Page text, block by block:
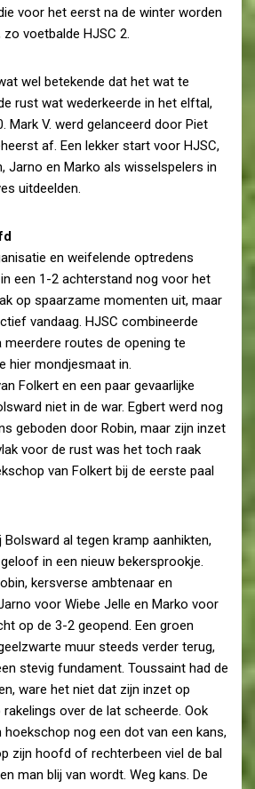
voor het eerst na de winter worden
voetbalde HJSC 2.
wel betekende dat het wat te
rust wat wederkeerde in het elftal,
Mark V. werd gelanceerd door Piet
af. Een lekker start voor HJSC,
Jarno en Marko als wisselspelers in
uitdeelden.
en weifelende optredens
een 1-2 achterstand nog voor het
op spaarzame momenten uit, maar
vandaag. HJSC combineerde
meerdere routes de opening te
hier mondjesmaat in.
Folkert en een paar gevaarlijke
niet in de war. Egbert werd nog
geboden door Robin, maar zijn inzet
voor de rust was het toch raak
van Folkert bij de eerste paal
Bolsward al tegen kramp aanhikten,
in een nieuw bekersprookje.
kersverse ambtenaar en
voor Wiebe Jelle en Marko voor
op de 3-2 geopend. Een groen
muur steeds verder terug,
stevig fundament. Toussaint had de
ware het niet dat zijn inzet op
over de lat scheerde. Ook
hoekschop nog een dot van een kans,
zijn hoofd of rechterbeen viel de bal
man blij van wordt. Weg kans. De